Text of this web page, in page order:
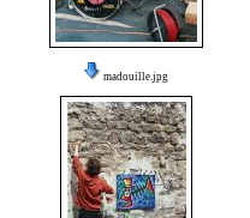
madouille.jpg